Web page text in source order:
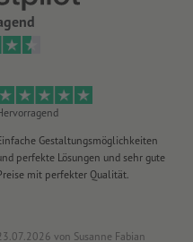
Gestaltungsmöglichkeiten
perfekte Lösungen und sehr gute
mit perfekter Qualität.
von Susanne Fabian